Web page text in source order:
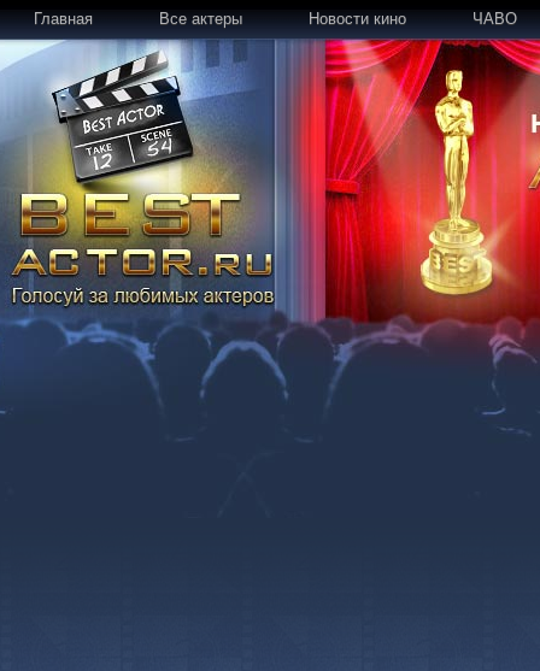
Главная Все актеры Новости кино ЧАВО